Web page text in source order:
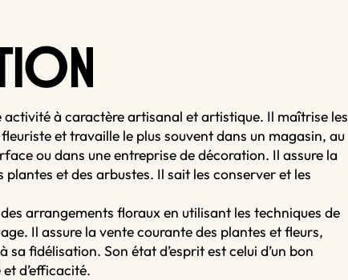
ON
activité à caractère artisanal et artistique. Il maîtrise les
et travaille le plus souvent dans un magasin, au
ou dans une entreprise de décoration. Il assure la
plantes et des arbustes. Il sait les conserver et les
arrangements floraux en utilisant les techniques de
Il assure la vente courante des plantes et fleurs,
fidélisation. Son état d’esprit est celui d’un bon
d’efficacité.